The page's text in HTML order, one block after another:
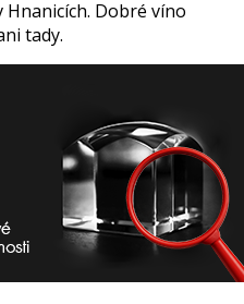
Hnanicích. Dobré víno
tady.